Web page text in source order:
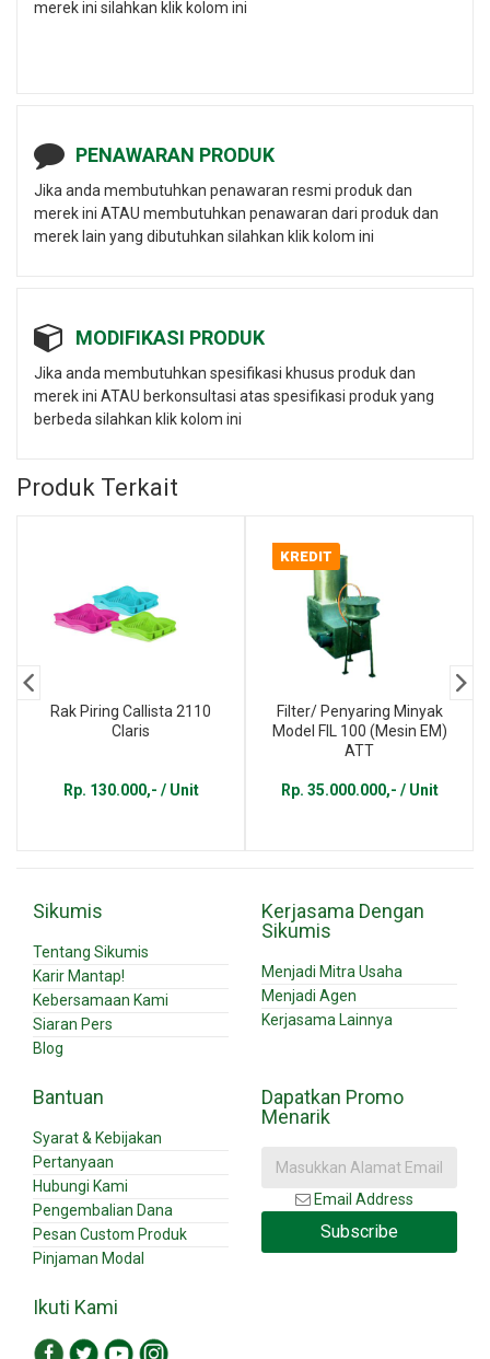
merek ini silahkan klik kolom ini
PENAWARAN PRODUK
Jika anda membutuhkan penawaran resmi produk dan
merek ini ATAU membutuhkan penawaran dari produk dan
merek lain yang dibutuhkan silahkan klik kolom ini
MODIFIKASI PRODUK
Jika anda membutuhkan spesifikasi khusus produk dan
merek ini ATAU berkonsultasi atas spesifikasi produk yang
berbeda silahkan klik kolom ini
Produk Terkait
Rak Piring Callista 2110
Claris
Rp. 130.000,- / Unit
KREDIT
Filter/ Penyaring Minyak
Model FIL 100 (Mesin EM)
ATT
Rp. 35.000.000,- / Unit
Sikumis
Tentang Sikumis
Karir Mantap!
Kebersamaan Kami
Siaran Pers
Blog
Kerjasama Dengan
Sikumis
Menjadi Mitra Usaha
Menjadi Agen
Kerjasama Lainnya
Bantuan
Syarat & Kebijakan
Pertanyaan
Hubungi Kami
Pengembalian Dana
Pesan Custom Produk
Pinjaman Modal
Dapatkan Promo
Menarik
Email Address
Subscribe
Ikuti Kami